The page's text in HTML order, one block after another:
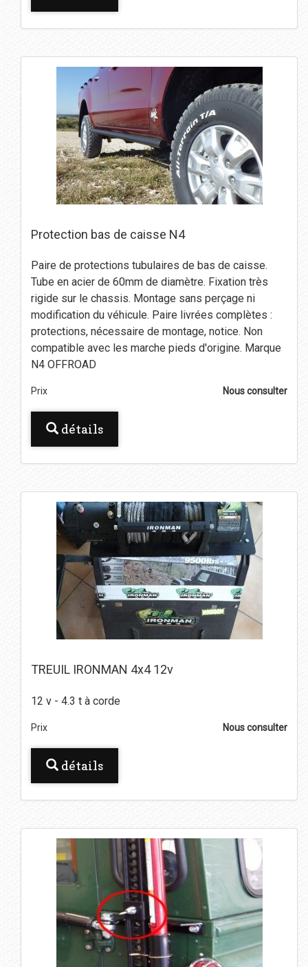
Protection bas de caisse N4
Paire de protections tubulaires de bas de caisse.
Tube en acier de 60mm de diamètre. Fixation très
rigide sur le chassis. Montage sans perçage ni
modification du véhicule. Paire livrées complètes :
protections, nécessaire de montage, notice. Non
compatible avec les marche pieds d'origine. Marque
N4 OFFROAD
Prix Nous consulter
détails
TREUIL IRONMAN 4x4 12v
12 v - 4.3 t à corde
Prix Nous consulter
détails